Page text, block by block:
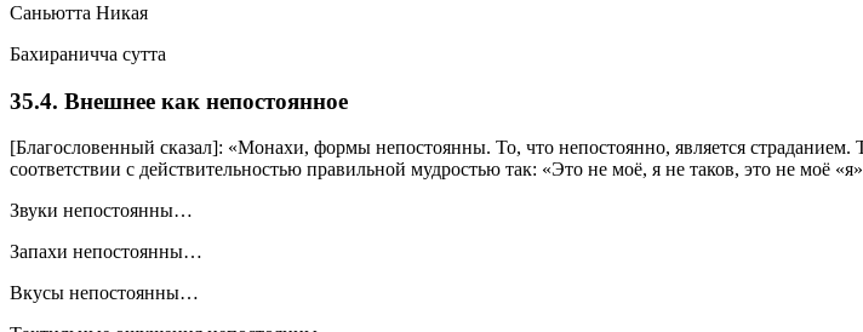
Саньютта Никая
Бахираничча сутта
35.4. Внешнее как непостоянное
[Благословенный сказал]: «Монахи, формы непостоянны. То, что непостоянно, является страданием.
соответствии с действительностью правильной мудростью так: «Это не моё, я не таков, это не моё
Звуки непостоянны…
Запахи непостоянны…
Вкусы непостоянны…